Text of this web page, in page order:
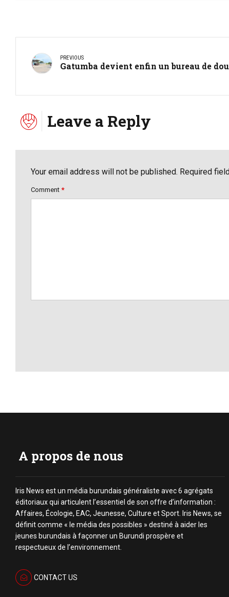
PREVIOUS
Gatumba devient enfin un bureau de
Leave a Reply
Your email address will not be published. Required
Comment *
A propos de nous
Iris News est un média burundais généraliste avec 6 agrégats
éditoriaux qui articulent l’essentiel de son offre d’information :
Affaires, Écologie, EAC, Jeunesse, Culture et Sport. Iris News, se
définit comme « le média des possibles » destiné à aider les
jeunes burundais à façonner un Burundi prospère et
respectueux de l’environnement.
CONTACT US